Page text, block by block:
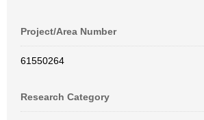
Project/Area Number
61550264
Research Category